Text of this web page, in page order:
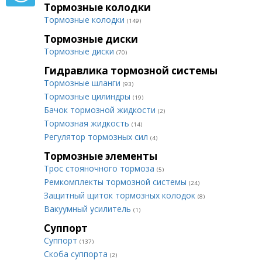
Тормозные колодки
Тормозные колодки (149)
Тормозные диски
Тормозные диски (70)
Гидравлика тормозной системы
Тормозные шланги (93)
Тормозные цилиндры (19)
Бачок тормозной жидкости (2)
Тормозная жидкость (14)
Регулятор тормозных сил (4)
Тормозные элементы
Трос стояночного тормоза (5)
Ремкомплекты тормозной системы (24)
Защитный щиток тормозных колодок (8)
Вакуумный усилитель (1)
Суппорт
Суппорт (137)
Скоба суппорта (2)